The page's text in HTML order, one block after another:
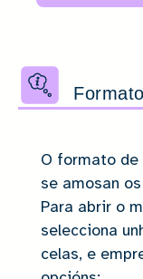
O formato
se amosan
Para abrir o
selecciona
celas, e